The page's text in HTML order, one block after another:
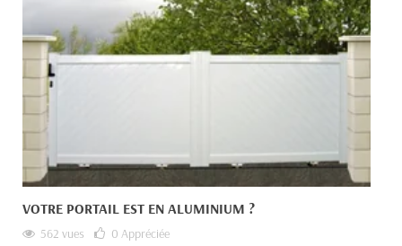
VOTRE PORTAIL EST EN ALUMINIUM ?
562 vues 0 Appréciée